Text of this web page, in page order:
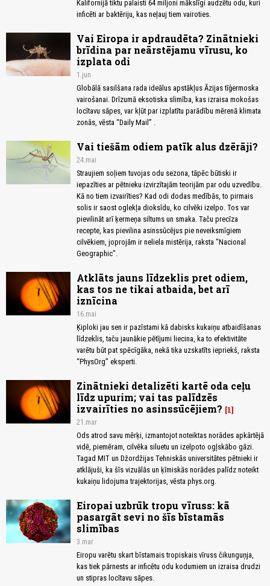
Kalifornijā tiktu palaisti 64 miljoni mākslīgi audzētu odu, kuri
inficēti ar baktēriju, kas neļauj tiem vairoties.
Vai Eiropa ir apdraudēta? Zinātnieki
brīdina par neārstējamu vīrusu, ko
izplata odi
1.jun
Globālā sasilšana rada ideālus apstākļus Āzijas tīģermoska
vairošanai. Drīzumā eksotiska slimība, kas izraisa mokošas
locītavu sāpes, var kļūt par izplatītu parādību mērenā klimata
zonās, vēsta “Daily Mail” .
Vai tiešām odiem patīk alus dzērāji?
24.mai
Straujiem soļiem tuvojas odu sezona, tāpēc būtiski ir
iepazīties ar pētnieku izvirzītajām teorijām par odu uzvedību.
Kā no tiem izvairīties? Kad odi dodas medībās, to pirmais
solis ir saost oglekļa dioksīdu, ko cilvēki izelpo. Tos var
pievilināt arī ķermeņa siltums un smaka. Taču precīza
recepte, kas pievilina asinssūcējus pie neveiksmīgiem
cilvēkiem, joprojām ir neliela mistērija, raksta "Nacional
Geographic".
Atklāts jauns līdzeklis pret odiem,
kas tos ne tikai atbaida, bet arī
iznīcina
16.mai
Ķiploki jau sen ir pazīstami kā dabisks kukaiņu atbaidīšanas
līdzeklis, taču jaunākie pētījumi liecina, ka to efektivitāte
varētu būt pat spēcīgāka, nekā tika uzskatīts iepriekš, raksta
“PhysOrg” eksperti.
Zinātnieki detalizēti kartē oda ceļu
līdz upurim; vai tas palīdzēs
izvairīties no asinssūcējiem?
1
21.mar
Ods atrod savu mērķi, izmantojot noteiktas norādes apkārtējā
vidē, piemēram, cilvēka siluetu un izelpoto ogļskābo gāzi.
Tagad MIT un Džordžijas Tehniskās universitātes pētnieki ir
atklājuši, ka šīs vizuālās un ķīmiskās norādes palīdz noteikt
kukaiņu lidojuma trajektorijas, vēsta phys.org.
Eiropai uzbrūk tropu vīruss: kā
pasargāt sevi no šīs bīstamās
slimības
3.mar
Eiropu varētu skart bīstamais tropiskais vīruss čikunguņja,
kas tiek pārnests ar inficētu odu kodumiem un izraisa drudzi
un stipras locītavu sāpes.